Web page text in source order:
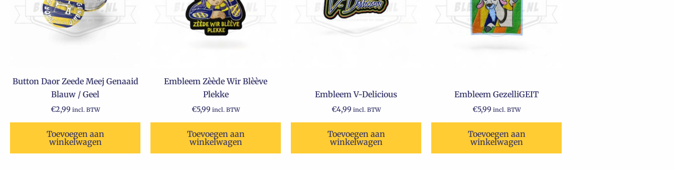
Button Daor Zeede Meej Genaaid
Blauw / Geel
€2,99 incl. BTW
Toevoegen aan
winkelwagen
Embleem Zèède Wir Blèève
Plekke
€5,99 incl. BTW
Toevoegen aan
winkelwagen
Embleem V-Delicious
€4,99 incl. BTW
Toevoegen aan
winkelwagen
Embleem GezelliGEIT
€5,99 incl. BTW
Toevoegen aan
winkelwagen